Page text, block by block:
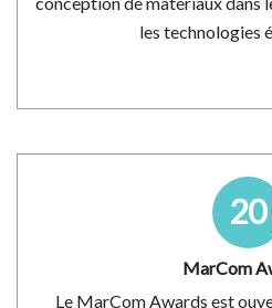
les technologies
20
MarCom
Le MarCom Awards est